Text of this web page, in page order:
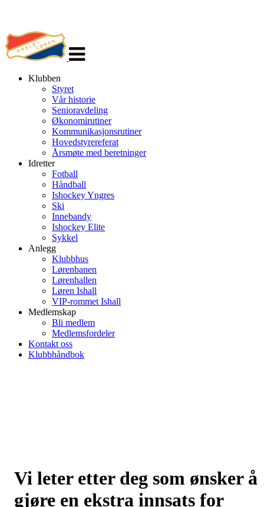
navigasjon
Klubben
Styret
Vår historie
Senioravdeling
Økonomirutiner
Kommunikasjonsrutiner
Hovedstyrereferat
Årsmøte med beretninger
Idretter
Fotball
Håndball
Ishockey Yngres
Ski
Innebandy
Ishockey Elite
Sykkel
Anlegg
Klubbhus
Lørenbanen
Lørenhallen
Løren Ishall
VIP-rommet Ishall
Medlemskap
Bli medlem
Medlemsfordeler
Kontakt oss
Klubbhåndbok
Vi leter etter deg som ønsker å
gjøre en ekstra innsats for